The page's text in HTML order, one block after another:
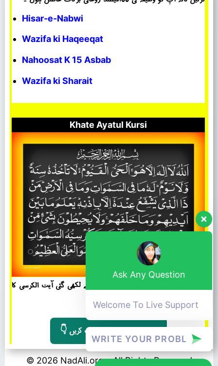
Hisar-e-Nabwi
Wazifa ki Haqeeqat
Nahoosat K 15 Asbab
Wazifa ki Sharait
Khate Ayatul Kursi
روحانی حفاظت اور خیروبرکت کے لئے ہاتھ سے لکھی گئی آیت الکرسی کا
روحانی قدیم نسخہ
👇 تفصیلات کے لئے یہاں کلک کریں
© 2026 NadAli.org – All Rights Reserved
Ask Any Question
Welcome To Live Support